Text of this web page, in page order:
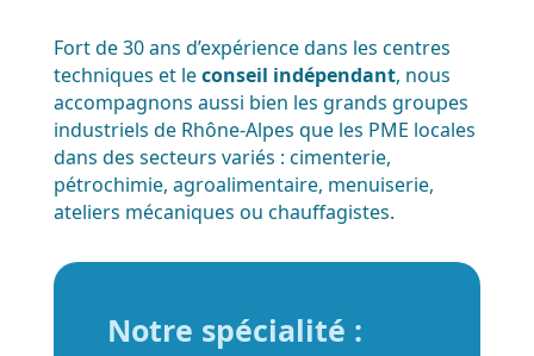
Fort de 30 ans d’expérience dans les centres
techniques et leconseil indépendant, nous
accompagnons aussi bien les grands groupes
industriels de Rhône-Alpes que les PME locales
dans des secteurs variés : cimenterie,
pétrochimie, agroalimentaire, menuiserie,
ateliers mécaniques ou chauffagistes.
Notre spécialité :